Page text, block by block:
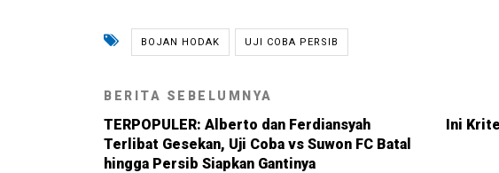
BOJAN HODAK UJI COBA PERSIB
BERITA SEBELUMNYA
TERPOPULER: Alberto dan Ferdiansyah
Terlibat Gesekan, Uji Coba vs Suwon FC Batal
hingga Persib Siapkan Gantinya
Ini